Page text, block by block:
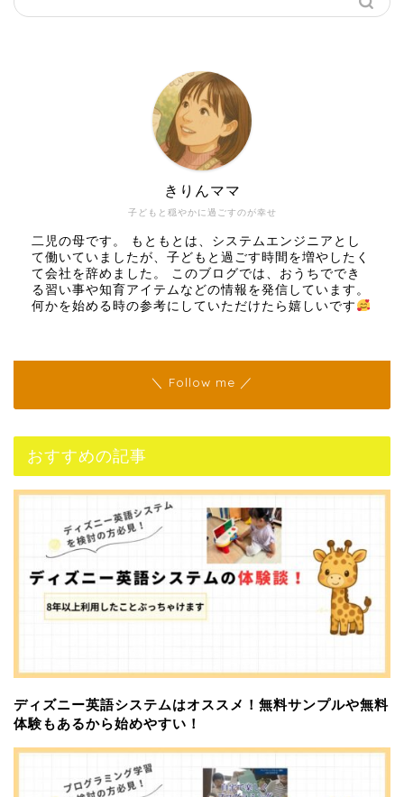
子どもと穏やかに過ごすのが幸せ
きりんママ
二児の母です。 もともとは、システムエンジニアとし
て働いていましたが、子どもと過ごす時間を増やしたく
て会社を辞めました。 このブログでは、おうちででき
る習い事や知育アイテムなどの情報を発信しています。
何かを始める時の参考にしていただけたら嬉しいです
＼ Follow me ／
おすすめの記事
ディズニー英語システムはオススメ！無料サンプルや無料
体験もあるから始めやすい！